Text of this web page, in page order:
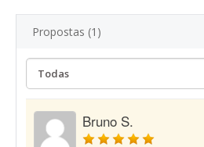
Propostas (1)
Bruno S.